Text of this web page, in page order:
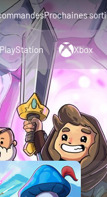
Prochaines
PlayStation Xbox